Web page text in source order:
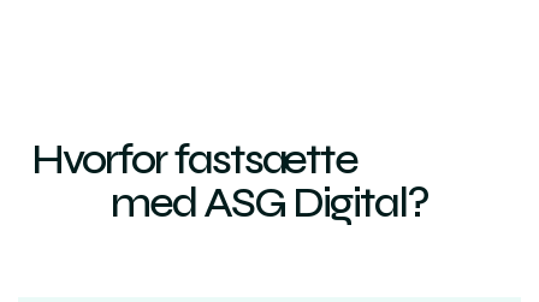
Hvorfor fastsætte
med ASG Digital?